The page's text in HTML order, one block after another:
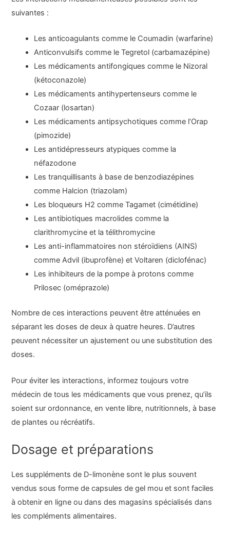
suivantes :
Les anticoagulants comme le Coumadin (warfarine)
Anticonvulsifs comme le Tegretol (carbamazépine)
Les médicaments antifongiques comme le Nizoral
(kétoconazole)
Les médicaments antihypertenseurs comme le
Cozaar (losartan)
Les médicaments antipsychotiques comme l’Orap
(pimozide)
Les antidépresseurs atypiques comme la
néfazodone
Les tranquillisants à base de benzodiazépines
comme Halcion (triazolam)
Les bloqueurs H2 comme Tagamet (cimétidine)
Les antibiotiques macrolides comme la
clarithromycine et la télithromycine
Les anti-inflammatoires non stéroïdiens (AINS)
comme Advil (ibuprofène) et Voltaren (diclofénac)
Les inhibiteurs de la pompe à protons comme
Prilosec (oméprazole)
Nombre de ces interactions peuvent être atténuées en
séparant les doses de deux à quatre heures. D’autres
peuvent nécessiter un ajustement ou une substitution des
doses.
Pour éviter les interactions, informez toujours votre
médecin de tous les médicaments que vous prenez, qu’ils
soient sur ordonnance, en vente libre, nutritionnels, à base
de plantes ou récréatifs.
Dosage et préparations
Les suppléments de D-limonène sont le plus souvent
vendus sous forme de capsules de gel mou et sont faciles
à obtenir en ligne ou dans des magasins spécialisés dans
les compléments alimentaires.